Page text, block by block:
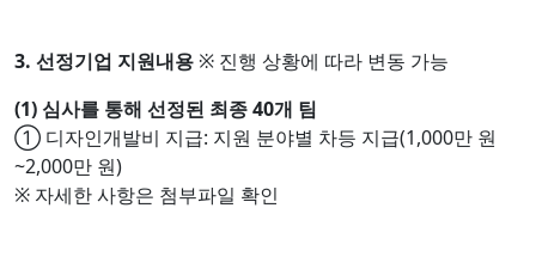
3. 선정기업 지원내용 ※ 진행 상황에 따라 변동 가능
(1) 심사를 통해 선정된 최종 40개 팀
① 디자인개발비 지급: 지원 분야별 차등 지급(1,000만 원
~2,000만 원)
※ 자세한 사항은 첨부파일 확인